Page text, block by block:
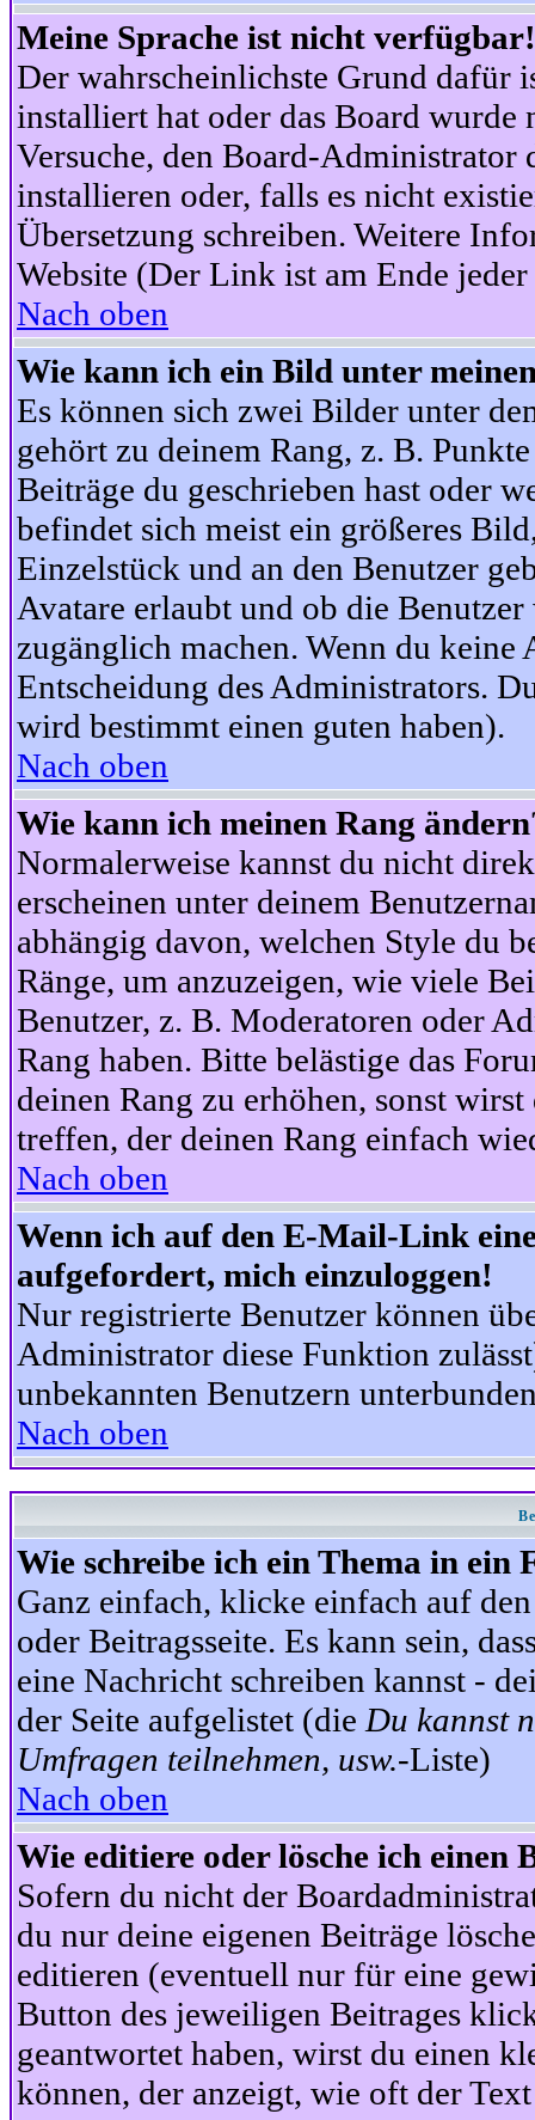
Meine Sprache ist nicht verfügbar!
Der wahrscheinlichste Grund dafür
installiert hat oder das Board wurde
Versuche, den Board-Administrator
installieren oder, falls es nicht
Übersetzung schreiben. Weitere
Website (Der Link ist am Ende jeder
Nach oben
Wie kann ich ein Bild unter
Es können sich zwei Bilder unter
gehört zu deinem Rang, z. B.
Beiträge du geschrieben hast oder
befindet sich meist ein größeres
Einzelstück und an den Benutzer
Avatare erlaubt und ob die
zugänglich machen. Wenn du keine
Entscheidung des Administrators.
wird bestimmt einen guten haben).
Nach oben
Wie kann ich meinen Rang
Normalerweise kannst du nicht
erscheinen unter deinem
abhängig davon, welchen Style du
Ränge, um anzuzeigen, wie viele
Benutzer, z. B. Moderatoren oder
Rang haben. Bitte belästige das
deinen Rang zu erhöhen, sonst
treffen, der deinen Rang einfach
Nach oben
Wenn ich auf den E-Mail-Link
aufgefordert, mich einzuloggen!
Nur registrierte Benutzer können
Administrator diese Funktion
unbekannten Benutzern
Nach oben
Wie schreibe ich ein Thema in ein
Ganz einfach, klicke einfach auf
oder Beitragsseite. Es kann sein,
eine Nachricht schreiben kannst -
der Seite aufgelistet (die Du kannst
Umfragen teilnehmen, usw.-Liste)
Nach oben
Wie editiere oder lösche ich einen
Sofern du nicht der
du nur deine eigenen Beiträge
editieren (eventuell nur für eine
Button des jeweiligen Beitrages
geantwortet haben, wirst du einen
können, der anzeigt, wie oft der